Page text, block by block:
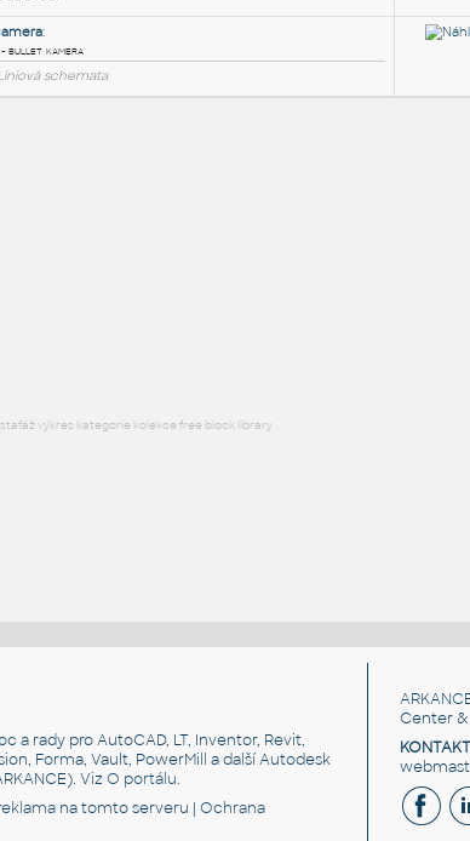
výkres kategorie kolekce free block library
a rady pro AutoCAD, LT, Inventor, Revit,
Forma, Vault, PowerMill a další Autodesk
VizO portálu.
na tomto serveru |Ochrana
Center